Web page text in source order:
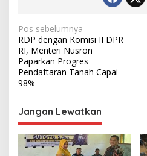
N
a
v
i
a
s
Pos sebelumnya
RDP dengan Komisi II DPR
RI, Menteri Nusron
Paparkan Progres
Pendaftaran Tanah Capai
98%
Jangan Lewatkan